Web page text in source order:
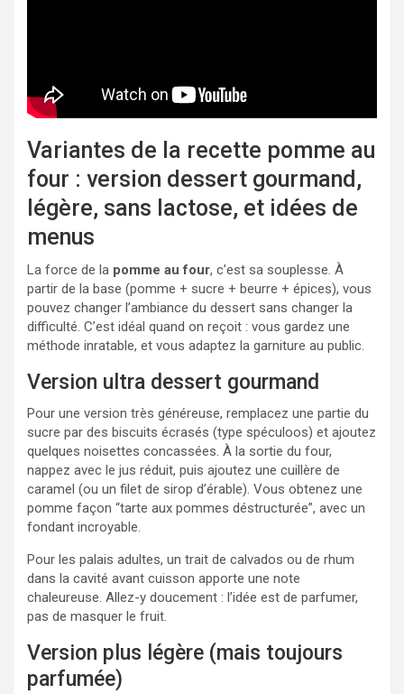
Variantes de la recette pomme au
four : version dessert gourmand,
légère, sans lactose, et idées de
menus
La force de la pomme au four, c’est sa souplesse. À
partir de la base (pomme + sucre + beurre + épices), vous
pouvez changer l’ambiance du dessert sans changer la
difficulté. C’est idéal quand on reçoit : vous gardez une
méthode inratable, et vous adaptez la garniture au public.
Version ultra dessert gourmand
Pour une version très généreuse, remplacez une partie du
sucre par des biscuits écrasés (type spéculoos) et ajoutez
quelques noisettes concassées. À la sortie du four,
nappez avec le jus réduit, puis ajoutez une cuillère de
caramel (ou un filet de sirop d’érable). Vous obtenez une
pomme façon “tarte aux pommes déstructurée”, avec un
fondant incroyable.
Pour les palais adultes, un trait de calvados ou de rhum
dans la cavité avant cuisson apporte une note
chaleureuse. Allez-y doucement : l’idée est de parfumer,
pas de masquer le fruit.
Version plus légère (mais toujours
parfumée)